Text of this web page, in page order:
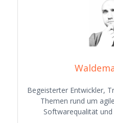
Begeisterter Entwickler,
Themen rund um
Softwarequalität